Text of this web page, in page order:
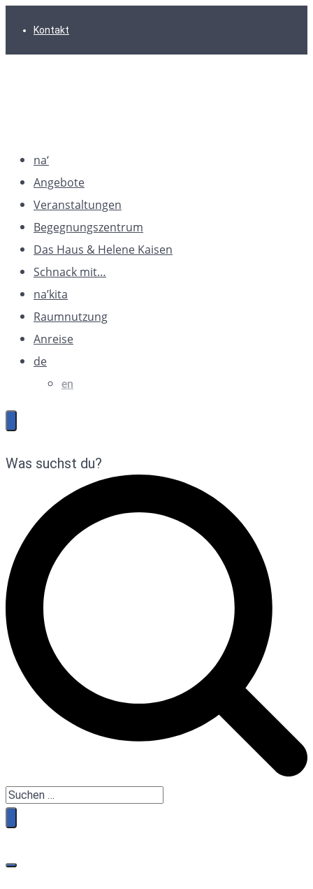
Hauptnavigation
Inhalt
FooterKontakt
na‘
Angebote
Veranstaltungen
Begegnungszentrum
Das Haus & Helene Kaisen
Schnack mit…
na’kita
Raumnutzung
Anreise
de
en
Was suchst du?